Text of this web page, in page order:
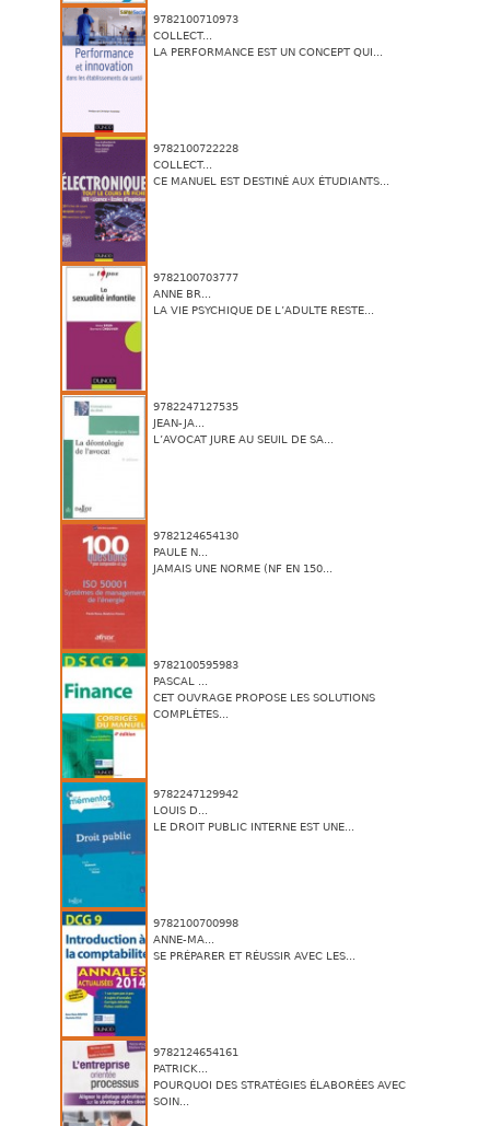
9782100710973
COLLECT...
LA PERFORMANCE EST UN CONCEPT QUI...
9782100722228
COLLECT...
CE MANUEL EST DESTINÉ AUX ÉTUDIANTS...
9782100703777
ANNE BR...
LA VIE PSYCHIQUE DE L’ADULTE RESTE...
9782247127535
JEAN-JA...
L’AVOCAT JURE AU SEUIL DE SA...
9782124654130
PAULE N...
JAMAIS UNE NORME (NF EN 150...
9782100595983
PASCAL ...
CET OUVRAGE PROPOSE LES SOLUTIONS
COMPLÈTES...
9782247129942
LOUIS D...
LE DROIT PUBLIC INTERNE EST UNE...
9782100700998
ANNE-MA...
SE PRÉPARER ET RÉUSSIR AVEC LES...
9782124654161
PATRICK...
POURQUOI DES STRATÉGIES ÉLABORÉES AVEC
SOIN...